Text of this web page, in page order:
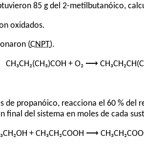
85 g del 2-metilbutanóico,
oxidados.
(CNPT).
CH₃CH₂(CH₃)COH + O₂ ⟶
de propanóico, reacciona el 60 % del
final del sistema en moles de cada
+ CH₃CH₂COOH ⟶